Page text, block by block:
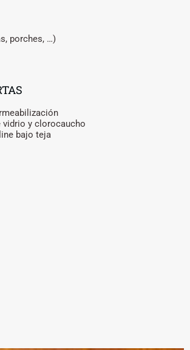
porches, …)
vidrio y clorocaucho
bajo teja